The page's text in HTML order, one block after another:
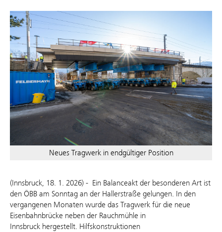
Neues Tragwerk in endgültiger Position
(Innsbruck, 18. 1. 2026) - Ein Balanceakt der besonderen Art ist
den ÖBB am Sonntag an der Hallerstraße gelungen. In den
vergangenen Monaten wurde das Tragwerk für die neue
Eisenbahnbrücke neben der Rauchmühle in
Innsbruck hergestellt. Hilfskonstruktionen